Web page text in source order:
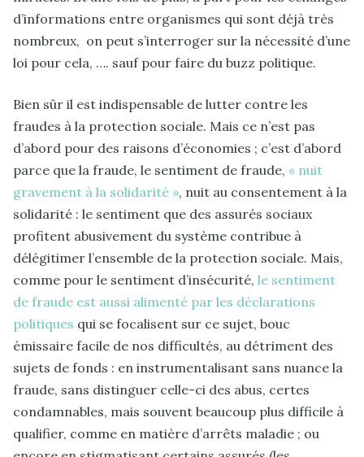
d’informations entre organismes qui sont déjà très
nombreux, on peut s’interroger sur la nécessité d’une
loi pour cela, …. sauf pour faire du buzz politique.
Bien sûr il est indispensable de lutter contre les
fraudes à la protection sociale. Mais ce n’est pas
d’abord pour des raisons d’économies ; c’est d’abord
parce que la fraude, le sentiment de fraude, « nuit
gravement à la solidarité », nuit au consentement à la
solidarité : le sentiment que des assurés sociaux
profitent abusivement du système contribue à
délégitimer l’ensemble de la protection sociale. Mais,
comme pour le sentiment d’insécurité, le sentiment
de fraude est aussi alimenté par les déclarations
politiques qui se focalisent sur ce sujet, bouc
émissaire facile de nos difficultés, au détriment des
sujets de fonds : en instrumentalisant sans nuance la
fraude, sans distinguer celle-ci des abus, certes
condamnables, mais souvent beaucoup plus difficile à
qualifier, comme en matière d’arrêts maladie ; ou